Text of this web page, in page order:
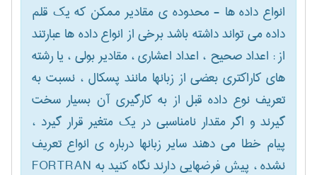
انواع داده ها - محدوده ی مقادیر ممکن که یک قلم
داده می تواند داشته باشد برخی از انواع داده ها عبارتند
از : اعداد صحیح ، اعداد اعشاری ، مقادیر بولی ، یا رشته
های کاراکتری بعضی از زبانها مانند پسکال ، نسبت به
تعریف نوع داده قبل از به کارگیری آن بسیار سخت
گیرند و اگر مقدار نامناسبی در یک متغیر قرار گیرد ،
پیام خطا می دهند سایر زبانها درباره ی انواع تعریف
نشده ، پیش فرضهایی دارند نگاه کنید به FORTRAN